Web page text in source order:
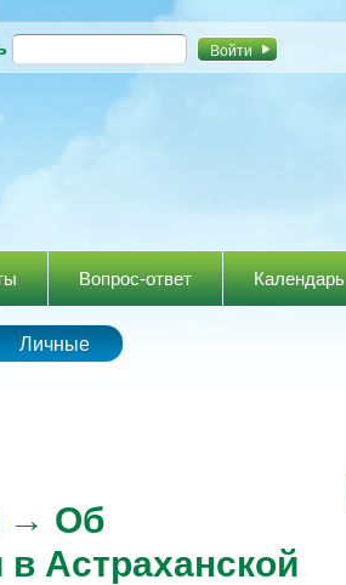
Перейти к
содержанию
Вопрос-ответ Календарь
Личные
→ Об
Астраханской